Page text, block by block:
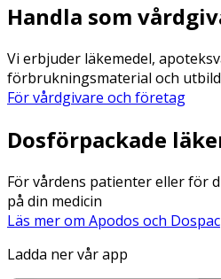
Handla som
Vi erbjuder läkemedel,
förbrukningsmaterial och
För vårdgivare och företag
Dosförpackade
För vårdens patienter eller för
på din medicin
Läs mer om Apodos och Dospac
Ladda ner vår app